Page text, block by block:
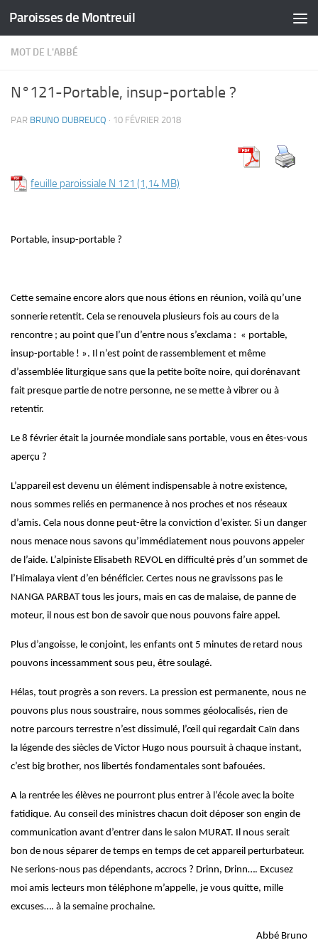
Skip to content
Paroisses de Montreuil
MOT DE L'ABBÉ
N°121-Portable, insup-portable ?
PAR BRUNO DUBREUCQ · 10 FÉVRIER 2018
feuille paroissiale N 121
Portable, insup-portable ?
Cette semaine encore alors que nous étions en réunion, voilà qu’une
sonnerie retentit. Cela se renouvela plusieurs fois au cours de la
rencontre ; au point que l’un d’entre nous s’exclama : « portable,
insup-portable ! ». Il n’est point de rassemblement et même
d’assemblée liturgique sans que la petite boîte noire, qui dorénavant
fait presque partie de notre personne, ne se mette à vibrer ou à
retentir.
Le 8 février était la journée mondiale sans portable, vous en êtes-vous
aperçu ?
L’appareil est devenu un élément indispensable à notre existence,
nous sommes reliés en permanence à nos proches et nos réseaux
d’amis. Cela nous donne peut-être la conviction d’exister. Si un danger
nous menace nous savons qu’immédiatement nous pouvons appeler
de l’aide. L’alpiniste Elisabeth REVOL en difficulté près d’un sommet de
l’Himalaya vient d’en bénéficier. Certes nous ne gravissons pas le
NANGA PARBAT tous les jours, mais en cas de malaise, de panne de
moteur, il nous est bon de savoir que nous pouvons faire appel.
Plus d’angoisse, le conjoint, les enfants ont 5 minutes de retard nous
pouvons incessamment sous peu, être soulagé.
Hélas, tout progrès a son revers. La pression est permanente, nous ne
pouvons plus nous soustraire, nous sommes géolocalisés, rien de
notre parcours terrestre n’est dissimulé, l’œil qui regardait Caïn dans
la légende des siècles de Victor Hugo nous poursuit à chaque instant,
c’est big brother, nos libertés fondamentales sont bafouées.
A la rentrée les élèves ne pourront plus entrer à l’école avec la boite
fatidique. Au conseil des ministres chacun doit déposer son engin de
communication avant d’entrer dans le salon MURAT. Il nous serait
bon de nous séparer de temps en temps de cet appareil perturbateur.
Ne serions-nous pas dépendants, accrocs ? Drinn, Drinn…. Excusez
moi amis lecteurs mon téléphone m’appelle, je vous quitte, mille
excuses…. à la semaine prochaine.
Abbé Bruno